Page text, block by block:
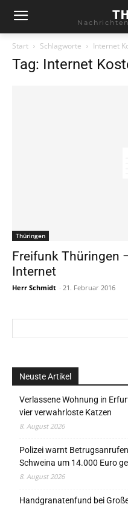
Start Schlagworte Internet
Tag: Internet
Thüringen
Freifunk Thüringen
Internet
Herr Schmidt - 21. Februar 2016
Neuste Artikel
Verlassene Wohnung in
vier verwahrloste Katzen
8. August 2026
Polizei warnt
Schweina um 14.000 Euro
8. August 2026
Handgranatenfund bei